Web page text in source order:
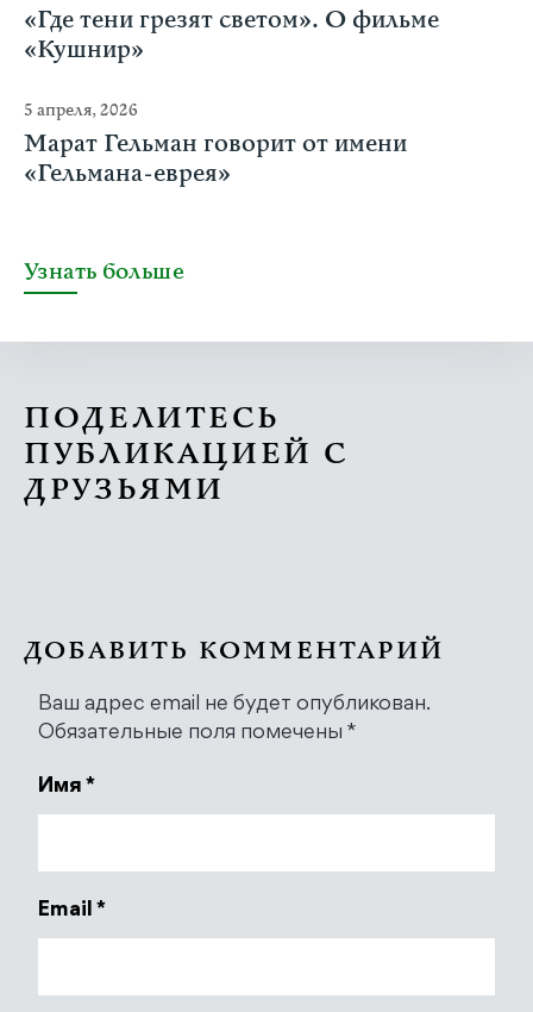
«Где тени грезят светом». О фильме
«Кушнир»
5 апреля, 2026
Марат Гельман говорит от имени
«Гельмана-еврея»
Узнать больше
ПОДЕЛИТЕСЬ
ПУБЛИКАЦИЕЙ С
ДРУЗЬЯМИ
ДОБАВИТЬ КОММЕНТАРИЙ
Ваш адрес email не будет опубликован.
Обязательные поля помечены *
Имя *
Email *